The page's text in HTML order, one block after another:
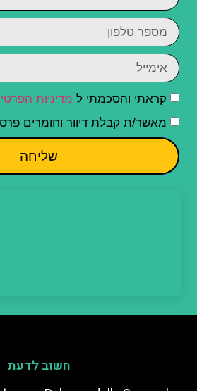
קראתי והסכמתי ל מדיניות
מאשר/ת קבלת דיוור וחומרים
שליחה
חשוב לדעת